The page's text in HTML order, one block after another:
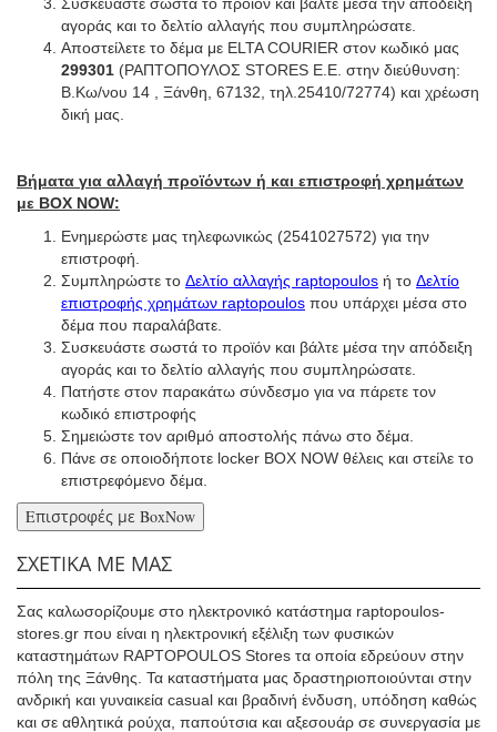
αγοράς και το δελτίο αλλαγής που συμπληρώσατε.
Αποστείλετε το δέμα με ELTA COURIER στον κωδικό μας
299301 (ΡΑΠΤΟΠΟΥΛΟΣ STORES Ε.Ε. στην διεύθυνση:
Β.Κω/νου 14 , Ξάνθη, 67132, τηλ.25410/72774) και χρέωση
δική μας.
Βήματα για αλλαγή προϊόντων ή και επιστροφή χρημάτων
με BOX NOW:
Ενημερώστε μας τηλεφωνικώς (2541027572) για την
επιστροφή.
Συμπληρώστε το Δελτίο αλλαγής raptopoulos ή το Δελτίο
επιστροφής χρημάτων raptopoulos που υπάρχει μέσα στο
δέμα που παραλάβατε.
Συσκευάστε σωστά το προϊόν και βάλτε μέσα την απόδειξη
αγοράς και το δελτίο αλλαγής που συμπληρώσατε.
Πατήστε στον παρακάτω σύνδεσμο για να πάρετε τον
κωδικό επιστροφής
Σημειώστε τον αριθμό αποστολής πάνω στο δέμα.
Πάνε σε οποιοδήποτε locker BOX NOW θέλεις και στείλε το
επιστρεφόμενο δέμα.
ΣΧΕΤΙΚΑ ΜΕ ΜΑΣ
Σας καλωσορίζουμε στο ηλεκτρονικό κατάστημα raptopoulos-
stores.gr που είναι η ηλεκτρονική εξέλιξη των φυσικών
καταστημάτων RAPTOPOULOS Stores τα οποία εδρεύουν στην
πόλη της Ξάνθης. Τα καταστήματα μας δραστηριοποιούνται στην
ανδρική και γυναικεία casual και βραδινή ένδυση, υπόδηση καθώς
και σε αθλητικά ρούχα, παπούτσια και αξεσουάρ σε συνεργασία με